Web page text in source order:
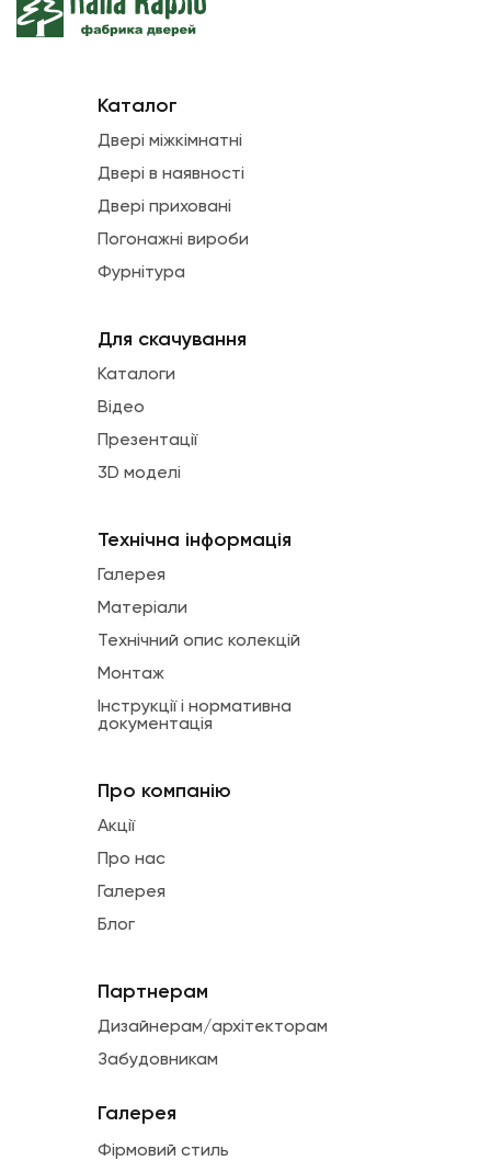
Каталог
Двері міжкімнатні
Двері в наявності
Двері приховані
Погонажні вироби
Фурнітура
Для скачування
Каталоги
Відео
Презентації
3D моделі
Технічна інформація
Галерея
Матеріали
Технічний опис колекцій
Монтаж
Інструкції і нормативна
документація
Про компанію
Акції
Про нас
Галерея
Блог
Партнерам
Дизайнерам/архітекторам
Забудовникам
Галерея
Фірмовий стиль